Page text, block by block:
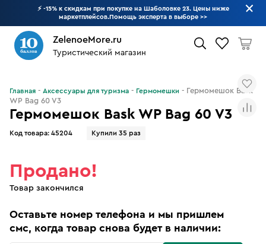
⚡ -15% к скидкам при покупке на Шаболовке 23. Цены ниже
маркетплейсов.Помощь эксперта в выборе >>
ZelenoeMore.ru
Туристический магазин
Гермомешок Bask WP Bag 60 V3
Код товара: 45204 Купили 35 раз
Главная Аксессуары для туризма Гермомешки
Гермомешок Bask
WP Bag 60 V3
Продано!
Товар закончился
Оставьте номер телефона и мы пришлем
смс, когда товар снова будет в наличии: